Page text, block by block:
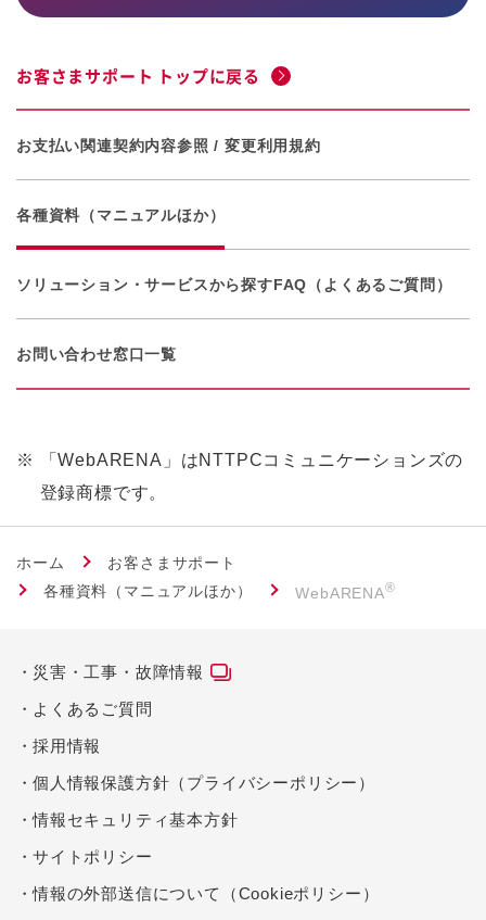
お客さまサポート トップに戻る
お支払い関連契約内容参照 / 変更利用規約
各種資料（マニュアルほか）
ソリューション・サービスから探すFAQ（よくあるご質問）
お問い合わせ窓口一覧
※
「WebARENA」はNTTPCコミュニケーションズの
登録商標です。
ホーム
お客さまサポート
各種資料（マニュアルほか）
WebARENA®
災害・工事・故障情報
よくあるご質問
採用情報
個人情報保護方針（プライバシーポリシー）
情報セキュリティ基本方針
サイトポリシー
情報の外部送信について（Cookieポリシー）